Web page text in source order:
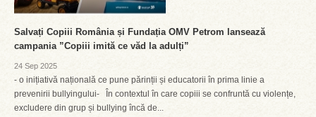
Salvați Copiii România și Fundația OMV Petrom lansează
campania ”Copiii imită ce văd la adulți”
24 Sep 2025
- o inițiativă națională ce pune părinții și educatorii în prima linie a
prevenirii bullyingului- În contextul în care copiii se confruntă cu violențe,
excludere din grup și bullying încă de...